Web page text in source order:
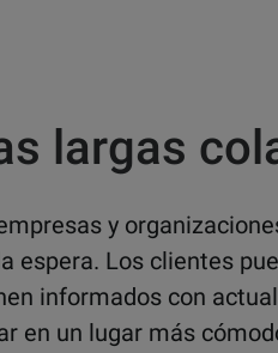
largas
y
espera. Los clientes
informados con
en un lugar más